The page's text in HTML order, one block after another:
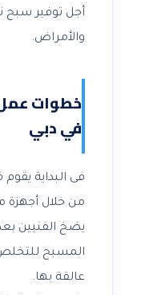
أجل توفير سبح
والأمراض.
خطوات
في دبي
فى البداية
من خلال
يضخ الفنيين
المسبح
عالقة بها.